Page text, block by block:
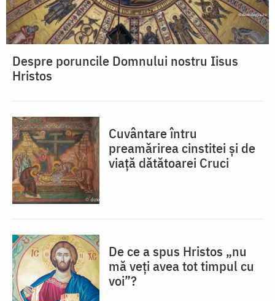
Despre poruncile Domnului nostru Iisus
Hristos
Cuvântare întru
preamărirea cinstitei și de
viață dătătoarei Cruci
De ce a spus Hristos „nu
mă veţi avea tot timpul cu
voi”?